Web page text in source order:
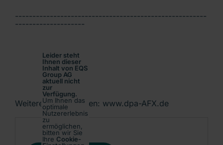
-------------------------------------------------------
--------------------
Weitere Informationen: www.dpa-AFX.de
Leider steht
Ihnen dieser
Inhalt von EQS
Group AG
aktuell nicht
zur
Verfügung.
Um Ihnen das
optimale
Nutzererlebnis
zu
ermöglichen,
bitten wir Sie
Ihre Cookie-